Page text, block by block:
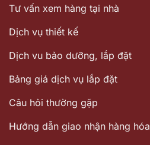
Tư vấn xem hàng tại nhà
Dịch vụ thiết kế
Dịch vu bảo dưỡng, lắp đặt
Bảng giá dịch vụ lắp đặt
Câu hỏi thường gặp
Hướng dẫn giao nhận hàng hóa